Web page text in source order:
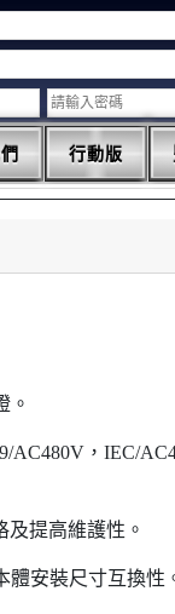
行動版
。
AC480V，IEC/
及提高維護性。
體安裝尺寸互換性